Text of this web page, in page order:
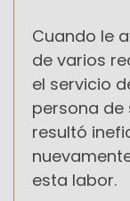
Cuando le
de varios
el servicio
persona de
resultó
esta labor.